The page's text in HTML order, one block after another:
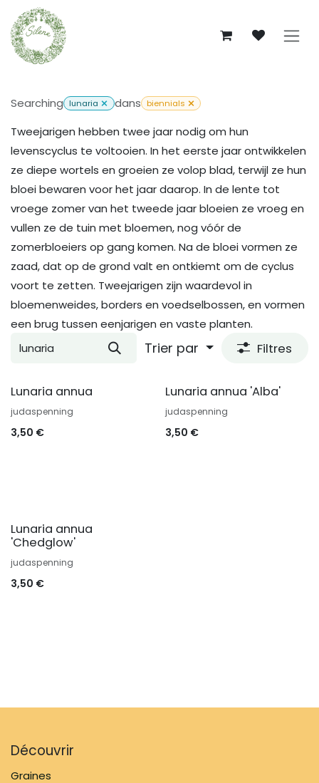
Se rendre au contenu
Searching lunaria dans biennials
Tweejarigen hebben twee jaar nodig om hun
levenscyclus te voltooien. In het eerste jaar ontwikkelen
ze diepe wortels en groeien ze volop blad, terwijl ze hun
bloei bewaren voor het jaar daarop. In de lente tot
vroege zomer van het tweede jaar bloeien ze vroeg en
vullen ze de tuin met bloemen, nog vóór de
zomerbloeiers op gang komen. Na de bloei vormen ze
zaad, dat op de grond valt en ontkiemt om de cyclus
voort te zetten. Tweejarigen zijn waardevol in
bloemenweides, borders en voedselbossen, en vormen
een brug tussen eenjarigen en vaste planten.
Trier par Filtres
Lunaria annua
judaspenning
3,50 €
Lunaria annua 'Alba'
judaspenning
3,50 €
Lunaria annua
'Chedglow'
judaspenning
3,50 €
Découvrir
Graines